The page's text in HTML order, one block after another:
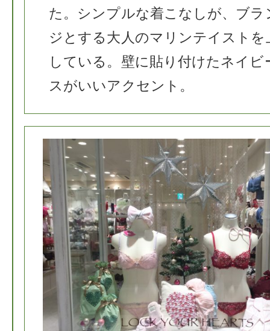
た。シンプルな着こなしが、ブラ
ジとする大人のマリンテイストを
している。壁に貼り付けたネイビ
スがいいアクセント。